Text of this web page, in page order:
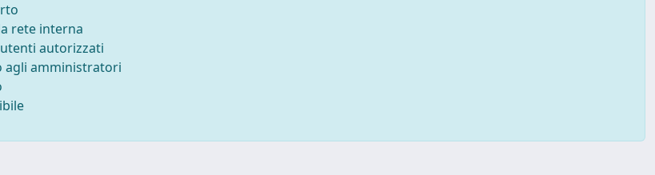
rete interna
autorizzati
agli amministratori